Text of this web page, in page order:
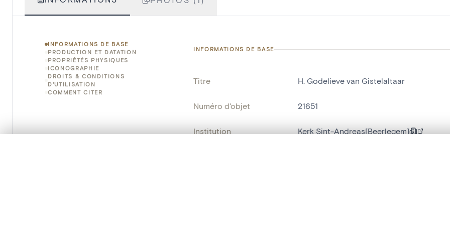
INFORMATIONS DE BASE
PRODUCTION ET DATATION
PROPRIÉTÉS PHYSIQUES
ICONOGRAPHIE
DROITS & CONDITIONS
D'UTILISATION
COMMENT CITER
INFORMATIONS DE BASE
Titre H. Godelieve van Gistelaltaar
Numéro d'objet 21651
Institution Kerk Sint-Andreas[Beerlegem]